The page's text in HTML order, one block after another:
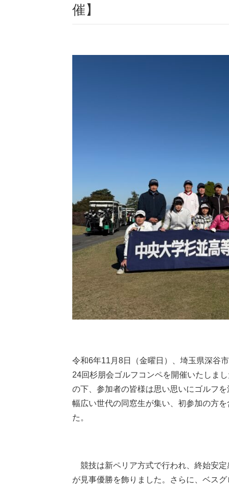
催】
令和6年11月8日（金曜日）、埼玉県深谷
24回杉朋会ゴルフコンペを開催いたしま
の下、参加者の皆様は思い思いにゴルフ
幅広い世代の同窓生が集い、初参加の方
た。
競技は新ペリア方式で行われ、終始安
が見事優勝を飾りました。さらに、ベス